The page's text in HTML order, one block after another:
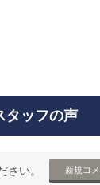
タッフの声
さい。 新規コ